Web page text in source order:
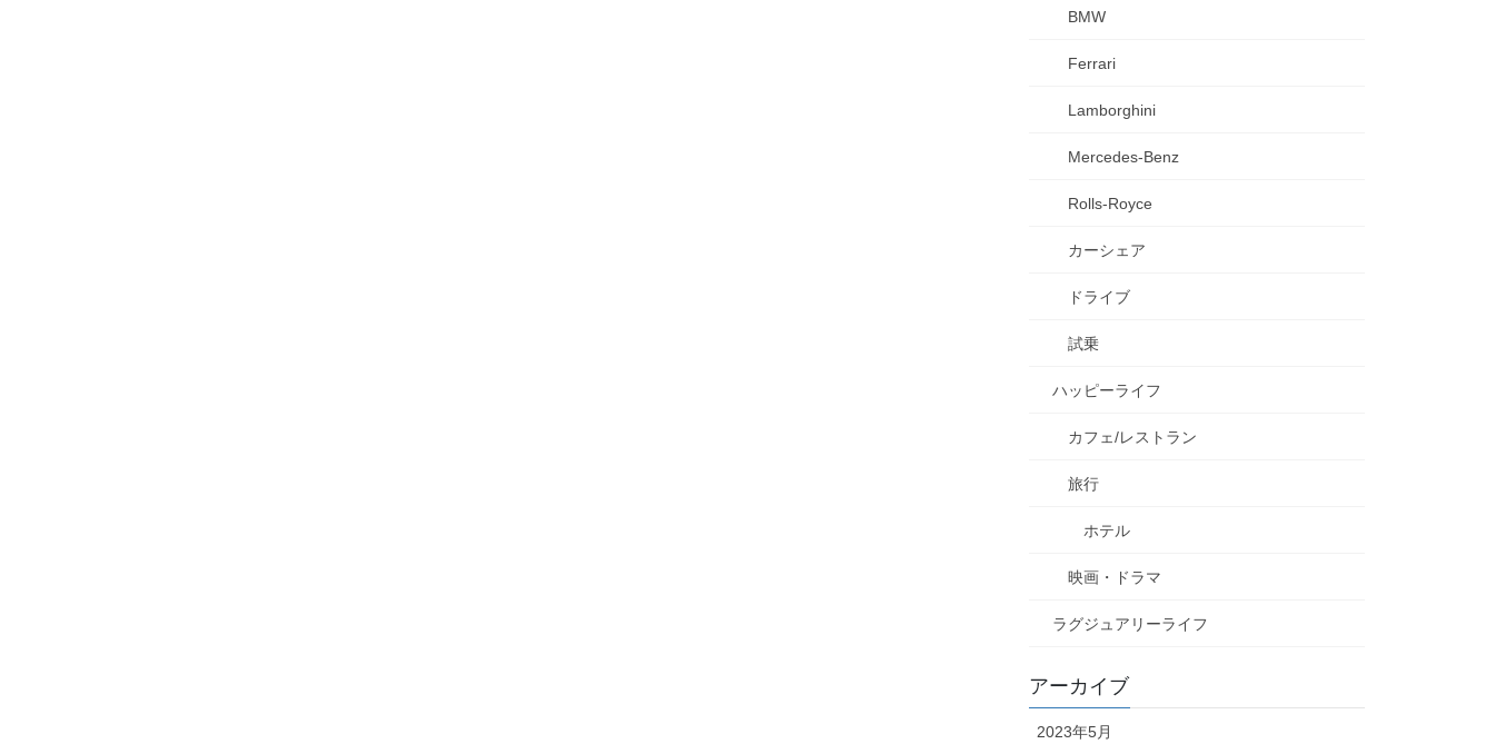
BMW
Ferrari
Lamborghini
Mercedes-Benz
Rolls-Royce
カーシェア
ドライブ
試乗
ハッピーライフ
カフェ/レストラン
旅行
ホテル
映画・ドラマ
ラグジュアリーライフ
アーカイブ
2023年5月